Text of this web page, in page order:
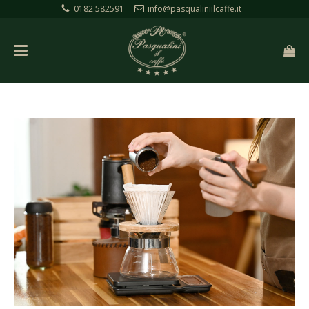
0182.582591 info@pasqualiniilcaffe.it